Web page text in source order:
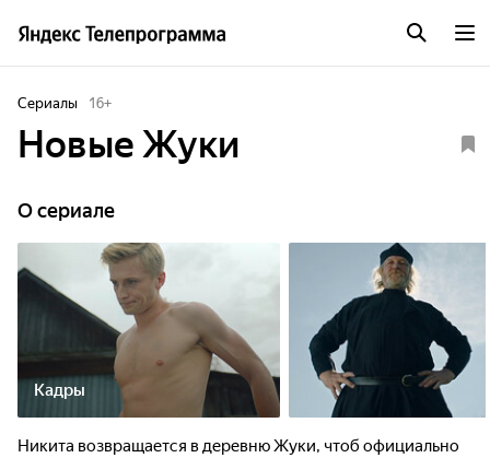
Сериалы 16+
Новые Жуки
O сериале
Кадры
Никита возвращается в деревню Жуки, чтоб официально